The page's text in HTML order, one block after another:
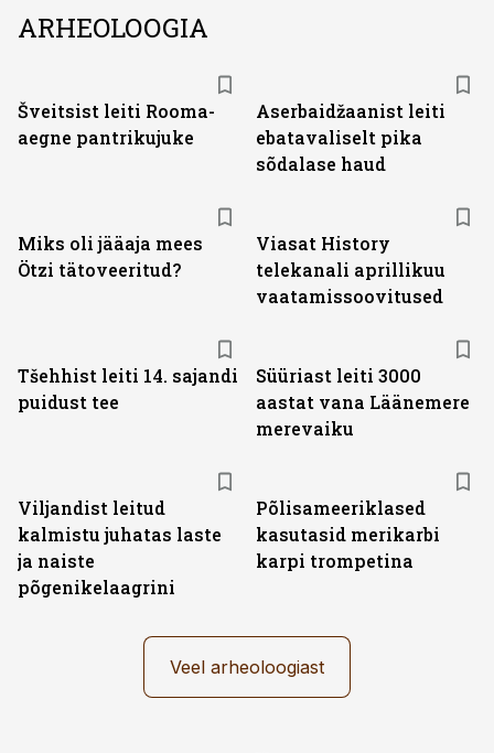
ARHEOLOOGIA
Šveitsist leiti Rooma-
aegne pantrikujuke
Aserbaidžaanist leiti
ebatavaliselt pika
sõdalase haud
Miks oli jääaja mees
Ötzi tätoveeritud?
Viasat History
telekanali aprillikuu
vaatamissoovitused
Tšehhist leiti 14. sajandi
puidust tee
Süüriast leiti 3000
aastat vana Läänemere
merevaiku
Viljandist leitud
kalmistu juhatas laste
ja naiste
põgenikelaagrini
Põlisameeriklased
kasutasid merikarbi
karpi trompetina
Veel arheoloogiast